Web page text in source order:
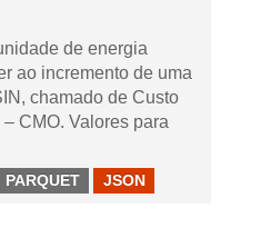
de energia
ao incremento de uma
chamado de Custo
CMO. Valores para
PARQUET JSON